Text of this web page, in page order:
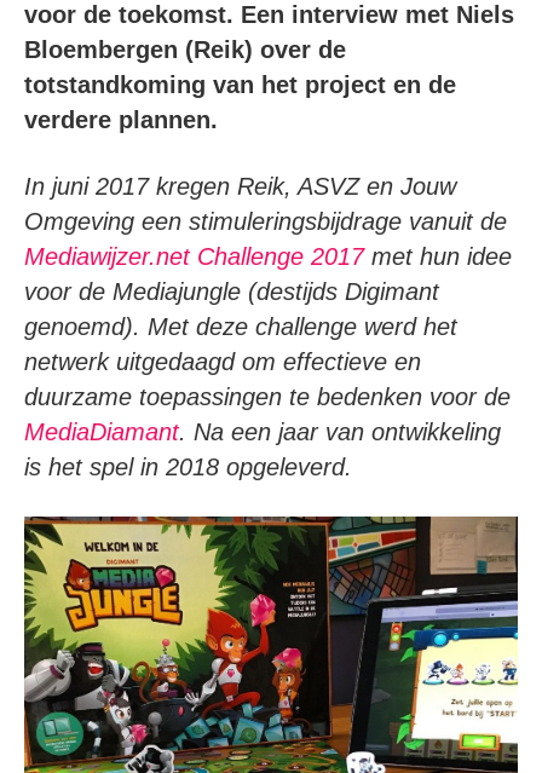
voor de toekomst. Een interview met Niels
Bloembergen (Reik) over de
totstandkoming van het project en de
verdere plannen.
In juni 2017 kregen Reik, ASVZ en Jouw
Omgeving een stimuleringsbijdrage vanuit de
Mediawijzer.net Challenge 2017met hun idee
voor de Mediajungle (destijds Digimant
genoemd). Met deze challenge werd het
netwerk uitgedaagd om effectieve en
duurzame toepassingen te bedenken voor de
MediaDiamant. Na een jaar van ontwikkeling
is het spel in 2018 opgeleverd.